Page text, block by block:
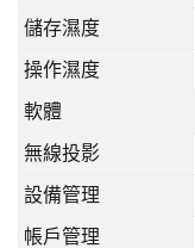
儲存濕度
操作濕度
軟體
無線投影
設備管理
帳戶管理